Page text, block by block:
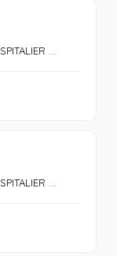
...
...